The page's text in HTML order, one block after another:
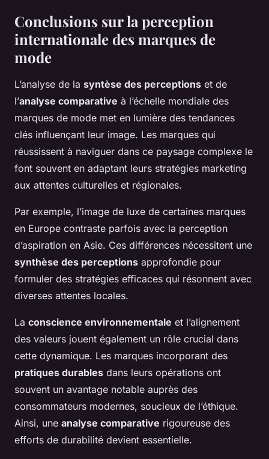
Conclusions sur la perception
internationale des marques de
mode
L’analyse de la syntèse des perceptions et de
l’analyse comparative à l’échelle mondiale des
marques de mode met en lumière des tendances
clés influençant leur image. Les marques qui
réussissent à naviguer dans ce paysage complexe le
font souvent en adaptant leurs stratégies marketing
aux attentes culturelles et régionales.
Par exemple, l’image de luxe de certaines marques
en Europe contraste parfois avec la perception
d’aspiration en Asie. Ces différences nécessitent une
synthèse des perceptions approfondie pour
formuler des stratégies efficaces qui résonnent avec
diverses attentes locales.
La conscience environnementale et l’alignement
des valeurs jouent également un rôle crucial dans
cette dynamique. Les marques incorporant des
pratiques durables dans leurs opérations ont
souvent un avantage notable auprès des
consommateurs modernes, soucieux de l’éthique.
Ainsi, une analyse comparative rigoureuse des
efforts de durabilité devient essentielle.